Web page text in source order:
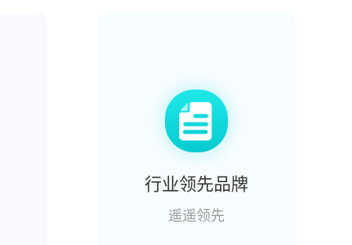
行业领先品牌
遥遥领先